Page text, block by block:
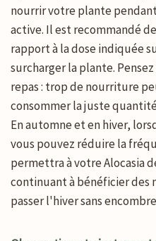
nourrir votre plante
active. Il est recommandé
rapport à la dose indiquée
surcharger la plante.
repas : trop de nourriture
consommer la juste
En automne et en hiver,
vous pouvez réduire la
permettra à votre Alocasia
continuant à bénéficier des
passer l'hiver sans